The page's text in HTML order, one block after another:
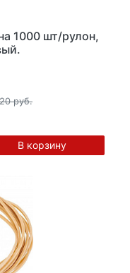
1000 шт/рулон,
руб.
В корзину